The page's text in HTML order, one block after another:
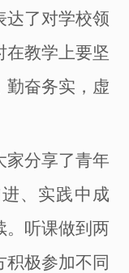
达了对学校领
在教学上要坚
勤奋务实，虚
家分享了青年
、实践中成
。听课做到两
积极参加不同